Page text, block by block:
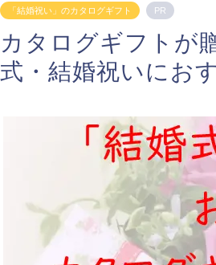
「結婚祝い」のカタログギフト PR
カタログギフトが
式・結婚祝いにお